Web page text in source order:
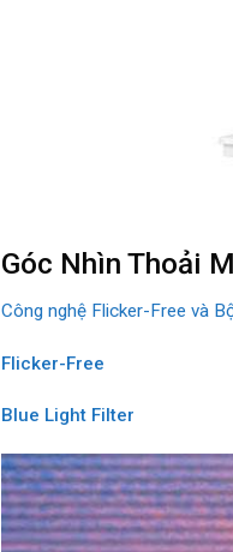
Góc Nhìn Thoải
Công nghệ Flicker-Free và
Flicker-Free
Blue Light Filter